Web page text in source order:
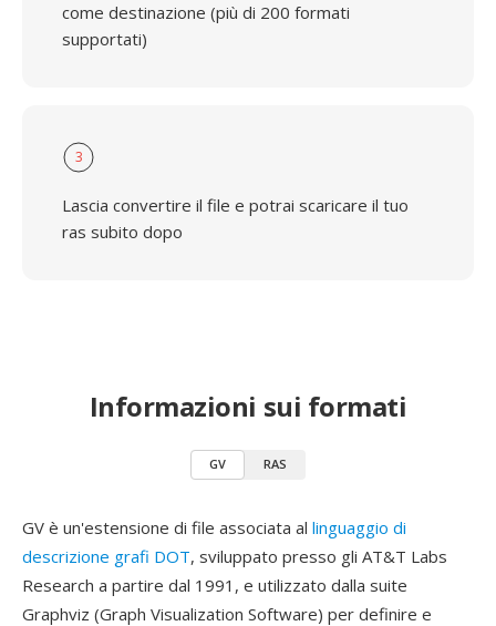
come destinazione (più di 200 formati
supportati)
3
Lascia convertire il file e potrai scaricare il tuo
ras subito dopo
Informazioni sui formati
GV RAS
GV è un'estensione di file associata al linguaggio di
descrizione grafi DOT, sviluppato presso gli AT&T Labs
Research a partire dal 1991, e utilizzato dalla suite
Graphviz (Graph Visualization Software) per definire e